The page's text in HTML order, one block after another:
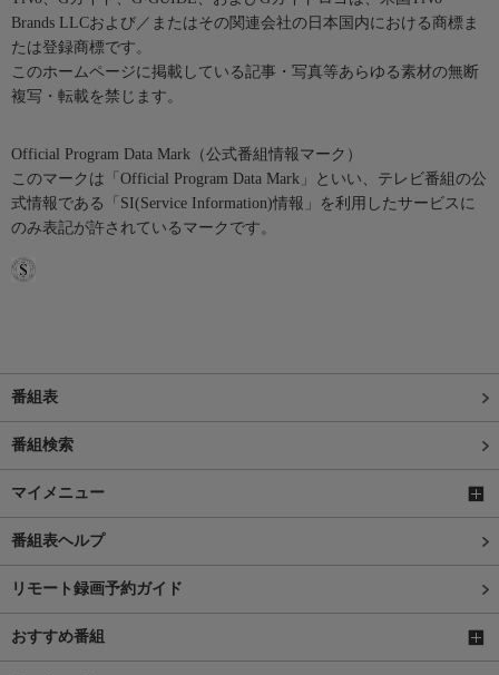
Brands LLCおよび／またはその関連会社の日本国内における商標ま
たは登録商標です。
このホームページに掲載している記事・写真等あらゆる素材の無断
複写・転載を禁じます。
Official Program Data Mark（公式番組情報マーク）
このマークは「Official Program Data Mark」といい、テレビ番組の公
式情報である「SI(Service Information)情報」を利用したサービスに
のみ表記が許されているマークです。
番組表
番組検索
マイメニュー
番組表ヘルプ
リモート録画予約ガイド
おすすめ番組